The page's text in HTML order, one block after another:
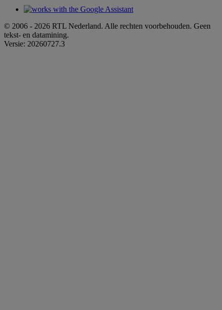
© 2006 - 2026 RTL Nederland. Alle rechten voorbehouden. Geen
tekst- en datamining.
Versie: 20260727.3